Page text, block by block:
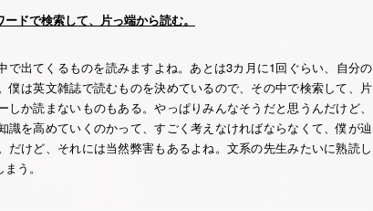
ドで検索して、片っ端から読む。
で出てくるものを読みますよね。あとは3カ月に1回ぐらい、自分の
僕は英文雑誌で読むものを決めているので、その中で検索して、片
しか読まないものもある。やっぱりみんなそうだと思うんだけど、
識を高めていくのかって、すごく考えなければならなくて、僕が辿
だけど、それには当然弊害もあるよね。文系の先生みたいに熟読し
う。